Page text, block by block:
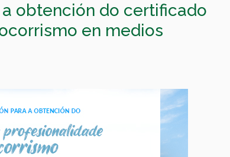
obtención do certificado
en medios